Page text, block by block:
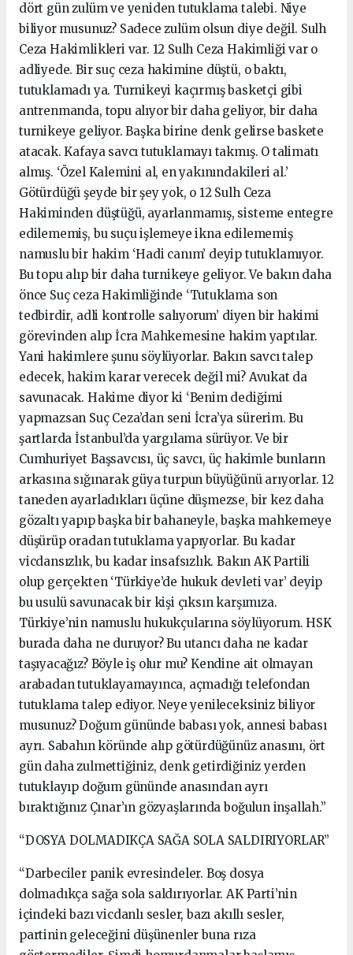
dört gün zulüm ve yeniden tutuklama talebi. Niye
biliyor musunuz? Sadece zulüm olsun diye değil. Sulh
Ceza Hakimlikleri var. 12 Sulh Ceza Hakimliği var o
adliyede. Bir suç ceza hakimine düştü, o baktı,
tutuklamadı ya. Turnikeyi kaçırmış basketçi gibi
antrenmanda, topu alıyor bir daha geliyor, bir daha
turnikeye geliyor. Başka birine denk gelirse baskete
atacak. Kafaya savcı tutuklamayı takmış. O talimatı
almış. ‘Özel Kalemini al, en yakınındakileri al.’
Götürdüğü şeyde bir şey yok, o 12 Sulh Ceza
Hakiminden düştüğü, ayarlanmamış, sisteme entegre
edilememiş, bu suçu işlemeye ikna edilememiş
namuslu bir hakim ‘Hadi canım’ deyip tutuklamıyor.
Bu topu alıp bir daha turnikeye geliyor. Ve bakın daha
önce Suç ceza Hakimliğinde ‘Tutuklama son
tedbirdir, adli kontrolle salıyorum’ diyen bir hakimi
görevinden alıp İcra Mahkemesine hakim yaptılar.
Yani hakimlere şunu söylüyorlar. Bakın savcı talep
edecek, hakim karar verecek değil mi? Avukat da
savunacak. Hakime diyor ki ‘Benim dediğimi
yapmazsan Suç Ceza’dan seni İcra’ya sürerim. Bu
şartlarda İstanbul’da yargılama sürüyor. Ve bir
Cumhuriyet Başsavcısı, üç savcı, üç hakimle bunların
arkasına sığınarak güya turpun büyüğünü arıyorlar. 12
taneden ayarladıkları üçüne düşmezse, bir kez daha
gözaltı yapıp başka bir bahaneyle, başka mahkemeye
düşürüp oradan tutuklama yapıyorlar. Bu kadar
vicdansızlık, bu kadar insafsızlık. Bakın AK Partili
olup gerçekten ‘Türkiye’de hukuk devleti var’ deyip
bu usulü savunacak bir kişi çıksın karşımıza.
Türkiye’nin namuslu hukukçularına söylüyorum. HSK
burada daha ne duruyor? Bu utancı daha ne kadar
taşıyacağız? Böyle iş olur mu? Kendine ait olmayan
arabadan tutuklayamayınca, açmadığı telefondan
tutuklama talep ediyor. Neye yenileceksiniz biliyor
musunuz? Doğum gününde babası yok, annesi babası
ayrı. Sabahın köründe alıp götürdüğünüz anasını, ört
gün daha zulmettiğiniz, denk getirdiğiniz yerden
tutuklayıp doğum gününde anasından ayrı
bıraktığınız Çınar’ın gözyaşlarında boğulun inşallah.”
“DOSYA DOLMADIKÇA SAĞA SOLA SALDIRIYORLAR”
“Darbeciler panik evresindeler. Boş dosya
dolmadıkça sağa sola saldırıyorlar. AK Parti’nin
içindeki bazı vicdanlı sesler, bazı akıllı sesler,
partinin geleceğini düşünenler buna rıza